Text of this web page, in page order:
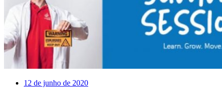
12 de junho de 2020